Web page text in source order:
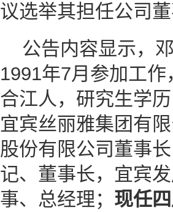
议选举其担任公司
公告内容显示，
1991年7月参加工
合江人，研究生学
宜宾丝丽雅集团有
股份有限公司董事
记、董事长，宜宾
事、总经理； 现任